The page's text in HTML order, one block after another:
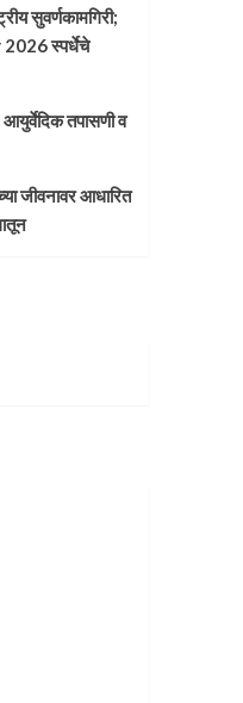
सुवर्णकामगिरी;
स्पर्धेचे
तपासणी व
जीवनावर आधारित